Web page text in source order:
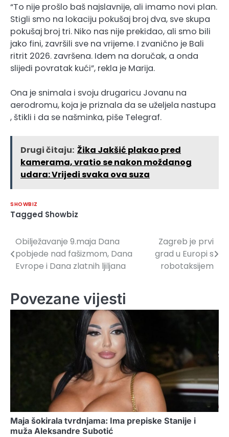
“To nije prošlo baš najslavnije, ali imamo novi plan.
Stigli smo na lokaciju pokušaj broj dva, sve skupa
pokušaj broj tri. Niko nas nije prekidao, ali smo bili
jako fini, završili sve na vrijeme. I zvanično je Bali
ritrit 2026. završena. Idem na doručak, a onda
slijedi povratak kući”, rekla je Marija.
Ona je snimala i svoju drugaricu Jovanu na
aerodromu, koja je priznala da se uželjela nastupa
, štikli i da se našminka, piše Telegraf.
Drugi čitaju: Žika Jakšić plakao pred
kamerama, vratio se nakon moždanog
udara: Vrijedi svaka ova suza
SHOWBIZ
Tagged Showbiz
Navigacija
članaka
Obilježavanje 9.maja Dana
pobjede nad fašizmom, Dana
Evrope i Dana zlatnih ljiljana
Zagreb je prvi
grad u Europi s
robotaksijem
Povezane vijesti
Maja šokirala tvrdnjama: Ima prepiske Stanije i
muža Aleksandre Subotić